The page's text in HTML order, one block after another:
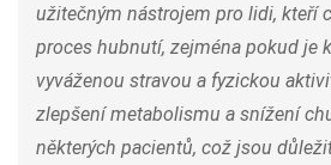
užitečným nástrojem pro lidi, kteří
proces hubnutí, zejména pokud je
vyváženou stravou a fyzickou
zlepšení metabolismu a snížení
některých pacientů, což jsou